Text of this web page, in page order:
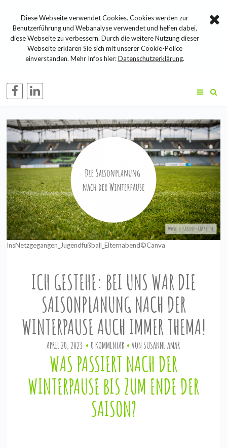
InsNetzgegangen_Jugendfußball_Elternabend©Canva
ICH GESTEHE: BEI UNS WAR DIE
SAISONPLANUNG NACH DER
WINTERPAUSE AUCH IMMER THEMA!
APRIL 20, 2023 0 KOMMENTAR VON SUSANNE AMAR
WAS PASSIERT NACH DER
WINTERPAUSE BIS ZUM ENDE DER
SAISON?
Diese Webseite verwendet Cookies. Cookies werden zur
Benutzerführung und Webanalyse verwendet und helfen dabei,
diese Webseite zu verbessern. Durch die weitere Nutzung dieser
Webseite erklären Sie sich mit unserer Cookie-Police
einverstanden. Mehr Infos hier:Datenschutzerklärung.